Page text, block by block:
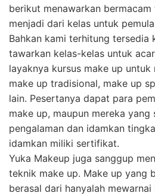
berikut menawarkan
menjadi dari kelas untuk
Bahkan kami terhitung tersedia
tawarkan kelas-kelas untuk
layaknya kursus make up
make up tradisional, make up
lain. Pesertanya dapat para
make up, maupun mereka yang
pengalaman dan idamkan
idamkan miliki sertifikat.
Yuka Makeup juga sanggup
teknik make up. Make up yang
berasal dari hanyalah